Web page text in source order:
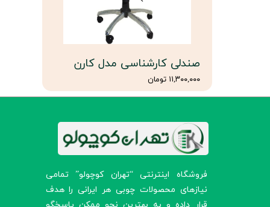
صندلی کارشناسی مدل کارن
۱۱,۳۰۰,۰۰۰ تومان
​فروشگاه اینترنتی “تهران کوچولو” تمامی
نیازهای محصولات چوبی هر ایرانی را هدف